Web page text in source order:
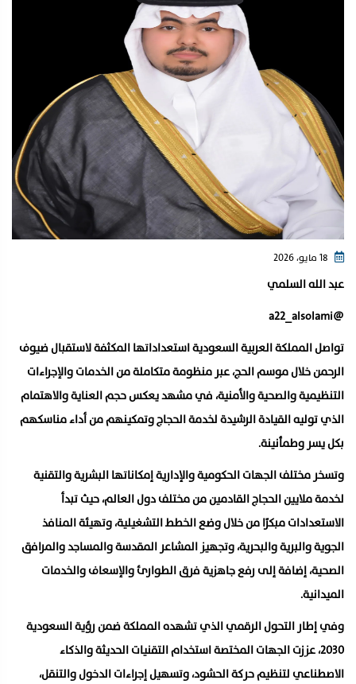
عبد الله السلمي
‏@a22_alsolami
تواصل المملكة العربية السعودية استعداداتها المكثفة لاستقبال ضيوف
الرحمن خلال موسم الحج، عبر منظومة متكاملة من الخدمات والإجراءات
التنظيمية والصحية والأمنية، في مشهد يعكس حجم العناية والاهتمام
الذي توليه القيادة الرشيدة لخدمة الحجاج وتمكينهم من أداء مناسكهم
بكل يسر وطمأنينة.
وتسخر مختلف الجهات الحكومية والإدارية إمكاناتها البشرية والتقنية
لخدمة ملايين الحجاج القادمين من مختلف دول العالم، حيث تبدأ
الاستعدادات مبكرًا من خلال وضع الخطط التشغيلية، وتهيئة المنافذ
الجوية والبرية والبحرية، وتجهيز المشاعر المقدسة والمساجد والمرافق
الصحية، إضافة إلى رفع جاهزية فرق الطوارئ والإسعاف والخدمات
الميدانية.
وفي إطار التحول الرقمي الذي تشهده المملكة ضمن رؤية السعودية
2030، عززت الجهات المختصة استخدام التقنيات الحديثة والذكاء
الاصطناعي لتنظيم حركة الحشود، وتسهيل إجراءات الدخول والتنقل،